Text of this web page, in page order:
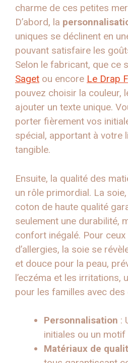
charme de ces petites
D’abord, la
uniques se déclinent en
pouvant satisfaire les
Selon le fabricant, que ce
Saget ou encore Le Drap
pouvez choisir la couleur,
ajouter un texte unique.
porter fièrement vos
spécial, apportant à votre
tangible.
Ensuite, la qualité des
un rôle primordial. La
coton de haute qualité
seulement une durabilité,
confort inégalé. Pour
d’allergies, la soie se
et douce pour la peau,
l’eczéma et les irritations,
pour les familles avec des
Personnalisation :
initiales ou un motif
Matériaux de